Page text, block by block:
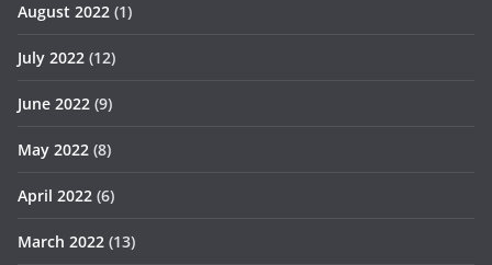
August 2022 (1)
July 2022 (12)
June 2022 (9)
May 2022 (8)
April 2022 (6)
March 2022 (13)